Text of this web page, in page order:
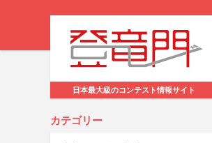
日本最大級のコンテスト情報サイト
カテゴリー